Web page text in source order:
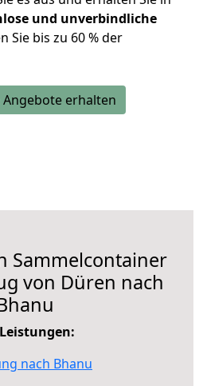
und unverbindliche
Sie bis zu 60 % der
Angebote erhalten
Sammelcontainer
von Düren nach
nach Bhanu